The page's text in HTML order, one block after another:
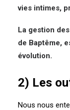
vies intimes,
La gestion
de Baptême,
évolution.
2) Les
Nous nous